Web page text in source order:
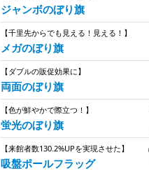
ジャンボのぼり旗
【千里先からでも見える！見える！】
メガのぼり旗
【ダブルの販促効果に】
両面のぼり旗
【色が鮮やかで際立つ！】
蛍光のぼり旗
【来館者数130.2%UPを実現させた】
吸盤ポールフラッグ